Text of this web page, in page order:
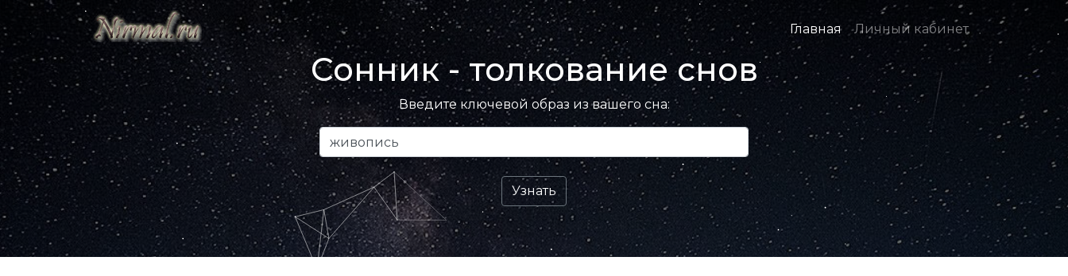
Главная Личный кабинет
Сонник - толкование снов
Введите ключевой образ из вашего сна: